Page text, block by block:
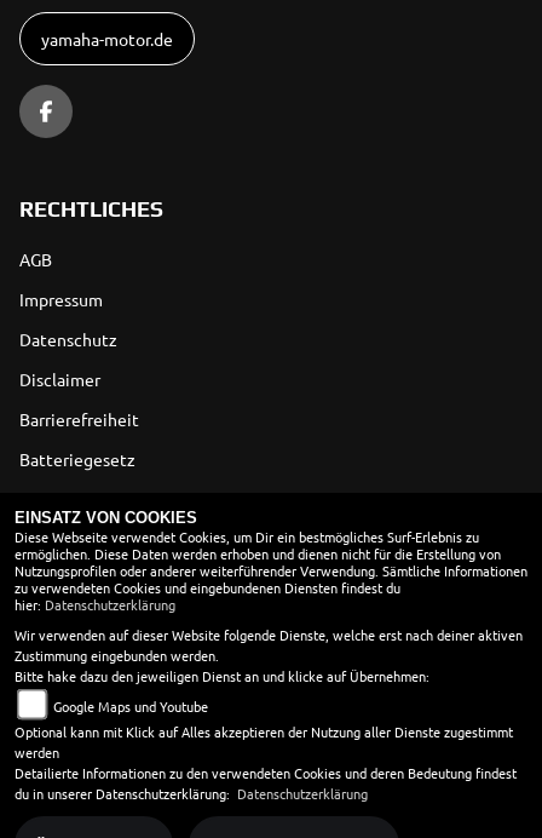
yamaha-motor.de
RECHTLICHES
AGB
Impressum
Datenschutz
Disclaimer
Barrierefreiheit
Batteriegesetz
ÖFFNUNGSZEITEN
Montag:
09:00 - 18:00
Dienstag:
09:00 - 18:00
Mittwoch:
09:00 - 13:00
Donnerstag:
09:00 - 18:00
Freitag:
09:00 - 18:00
Samstag:
10:00 - 13:00
Sonntag:
geschlossen
EINSATZ VON COOKIES
Diese Webseite verwendet Cookies, um Dir ein bestmögliches Surf-Erlebnis zu
ermöglichen. Diese Daten werden erhoben und dienen nicht für die Erstellung von
Nutzungsprofilen oder anderer weiterführender Verwendung. Sämtliche Informationen
zu verwendeten Cookies und eingebundenen Diensten findest du
hier: Datenschutzerklärung
Wir verwenden auf dieser Website folgende Dienste, welche erst nach deiner aktiven
Zustimmung eingebunden werden.
Bitte hake dazu den jeweiligen Dienst an und klicke auf Übernehmen:
Google Maps und Youtube
Optional kann mit Klick auf Alles akzeptieren der Nutzung aller Dienste zugestimmt
werden
Detailierte Informationen zu den verwendeten Cookies und deren Bedeutung findest
du in unserer Datenschutzerklärung: Datenschutzerklärung